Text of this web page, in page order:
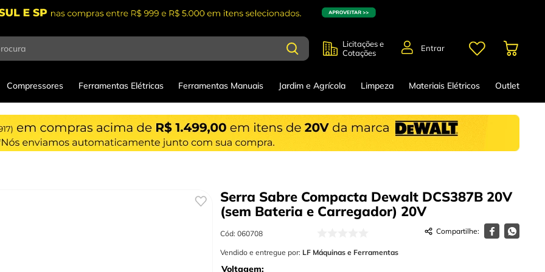
Licitações e
Cotações
Entrar
Compressores Ferramentas Elétricas Ferramentas Manuais Jardim e Agrícola Limpeza Materiais Elétricos Outlet
Serra Sabre Compacta Dewalt DCS387B 20V
(sem Bateria e Carregador) 20V
Cód: 060708
Vendido e entregue por: LF Máquinas e Ferramentas
Voltagem